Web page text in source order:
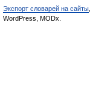
Экспорт словарей на сайты
WordPress, MODx.